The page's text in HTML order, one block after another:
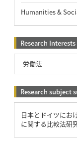
Humanities &
Research Interests
労働法
Research subject
日本とドイツにお
に関する比較法研